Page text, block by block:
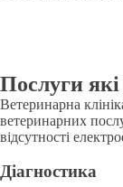
Послуги
Ветеринарна
ветеринарних
відсутності
Діагностика